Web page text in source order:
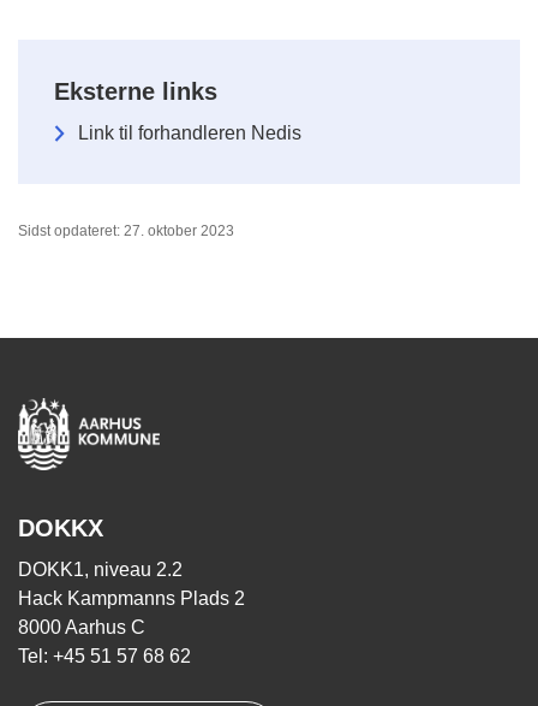
Eksterne links
Link til forhandleren Nedis
Sidst opdateret: 27. oktober 2023
DOKKX
DOKK1, niveau 2.2
Hack Kampmanns Plads 2
8000 Aarhus C
Tel: +45 51 57 68 62